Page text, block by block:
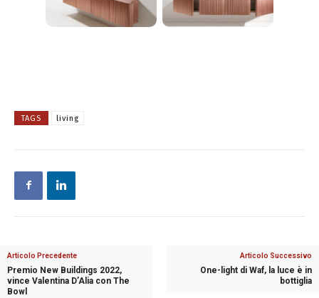
TAGS living
Articolo Precedente
Premio New Buildings 2022,
vince Valentina D’Alia con The
Bowl
Articolo Successivo
One-light di Waf, la luce è in
bottiglia